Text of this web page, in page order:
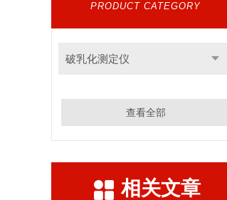
PRODUCT CATEGORY
破乳化测定仪
查看全部
相关文章